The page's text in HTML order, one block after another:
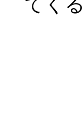
てく